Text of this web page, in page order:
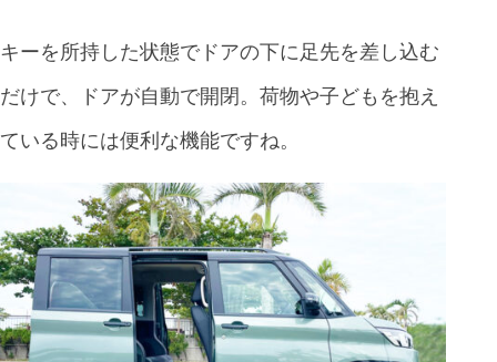
キーを所持した状態でドアの下に足先を差し込む
だけで、ドアが自動で開閉。荷物や子どもを抱え
ている時には便利な機能ですね。